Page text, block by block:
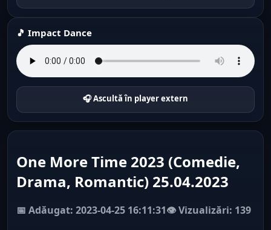
🎵 Impact Dance
🎧 Ascultă în player extern
One More Time 2023 (Comedie,
Drama, Romantic) 25.04.2023
📅 Adăugat: 2023-04-25 16:11:31👁️ Vizualizări: 139